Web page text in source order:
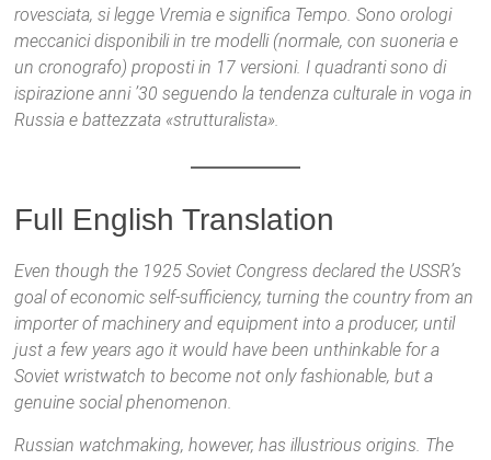
rovesciata, si legge Vremia e significa Tempo. Sono orologi
meccanici disponibili in tre modelli (normale, con suoneria e
un cronografo) proposti in 17 versioni. I quadranti sono di
ispirazione anni ’30 seguendo la tendenza culturale in voga in
Russia e battezzata «strutturalista».
Full English Translation
Even though the 1925 Soviet Congress declared the USSR’s
goal of economic self-sufficiency, turning the country from an
importer of machinery and equipment into a producer, until
just a few years ago it would have been unthinkable for a
Soviet wristwatch to become not only fashionable, but a
genuine social phenomenon.
Russian watchmaking, however, has illustrious origins. The